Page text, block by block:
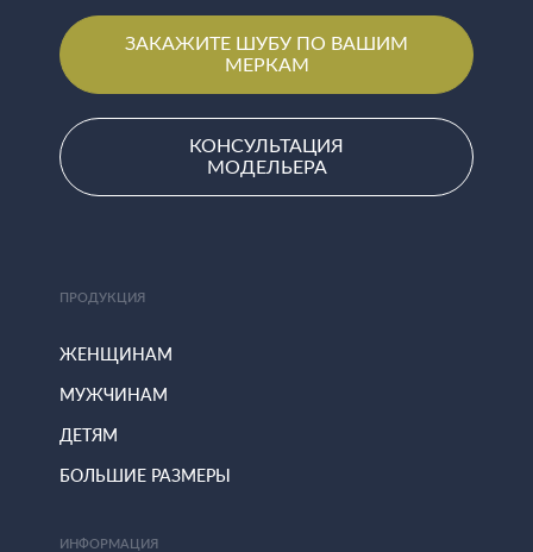
ЗАКАЖИТЕ ШУБУ ПО ВАШИМ
МЕРКАМ
КОНСУЛЬТАЦИЯ
МОДЕЛЬЕРА
ПРОДУКЦИЯ
ЖЕНЩИНАМ
МУЖЧИНАМ
ДЕТЯМ
БОЛЬШИЕ РАЗМЕРЫ
ИНФОРМАЦИЯ